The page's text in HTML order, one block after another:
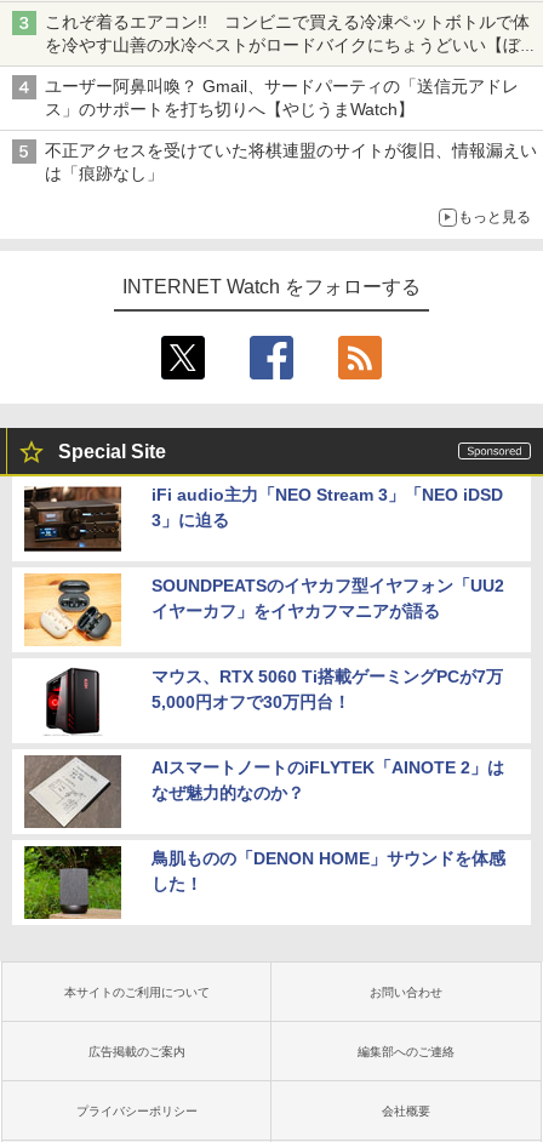
これぞ着るエアコン!! コンビニで買える冷凍ペットボトルで体
を冷やす山善の水冷ベストがロードバイクにちょうどいい【ぼっ
ち・ざ・ろーど！その14】【空いた時間でなにしてる？】
ユーザー阿鼻叫喚？ Gmail、サードパーティの「送信元アドレ
ス」のサポートを打ち切りへ【やじうまWatch】
不正アクセスを受けていた将棋連盟のサイトが復旧、情報漏えい
は「痕跡なし」
もっと見る
INTERNET Watch をフォローする
Special Site
iFi audio主力「NEO Stream 3」「NEO iDSD
3」に迫る
SOUNDPEATSのイヤカフ型イヤフォン「UU2
イヤーカフ」をイヤカフマニアが語る
マウス、RTX 5060 Ti搭載ゲーミングPCが7万
5,000円オフで30万円台！
AIスマートノートのiFLYTEK「AINOTE 2」は
なぜ魅力的なのか？
鳥肌ものの「DENON HOME」サウンドを体感
した！
本サイトのご利用について お問い合わせ
広告掲載のご案内 編集部へのご連絡
プライバシーポリシー 会社概要